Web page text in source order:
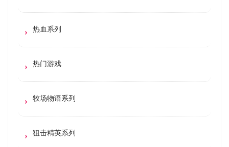
热血系列
热门游戏
牧场物语系列
狙击精英系列